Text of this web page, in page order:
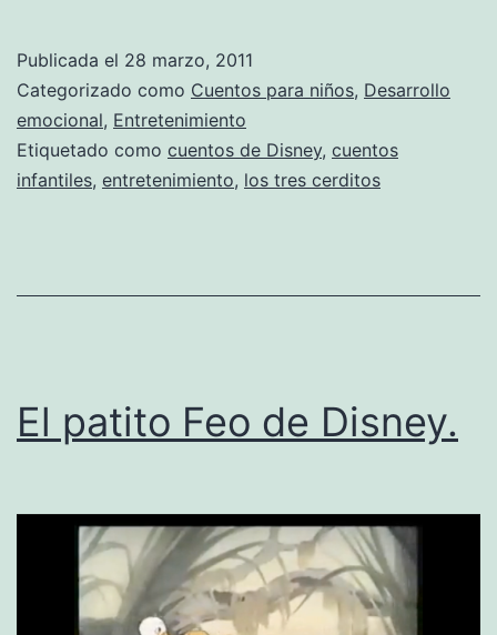
los
Publicada el 28 marzo, 2011
Categorizado como Cuentos para niños, Desarrollo
emocional, Entretenimiento
Etiquetado como cuentos de Disney, cuentos
infantiles, entretenimiento, los tres cerditos
El patito Feo de Disney.